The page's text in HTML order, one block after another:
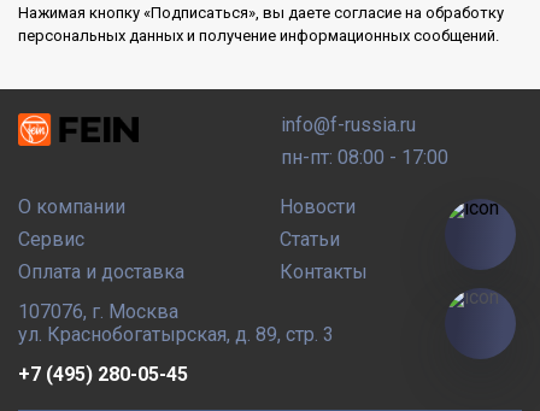
Нажимая кнопку «Подписаться», вы даете согласие на обработку
персональных данных и получение информационных сообщений.
О компании
Сервис
Оплата и доставка
Новости
Статьи
Контакты
info@f-russia.ru
пн-пт: 08:00 - 17:00
107076, г. Москва
ул. Краснобогатырская, д. 89, стр. 3
+7 (495) 280-05-45